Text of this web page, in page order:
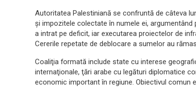
Autoritatea Palestiniană se confruntă de câteva
şi impozitele colectate în numele ei,
a intrat pe deficit, iar executarea proiectelor de
Cererile repetate de deblocare a sumelor au
Coaliţia formată include state cu interese
internaţionale, ţări arabe cu legături diplomatice
economic important în regiune. Obiectivul comun